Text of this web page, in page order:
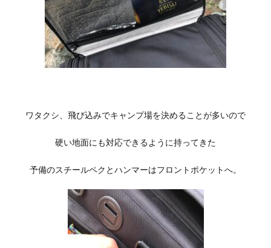
ワタクシ、飛び込みでキャンプ場を決めることが多いので
硬い地面にも対応できるように持ってきた
予備のスチールペクとハンマーはフロントポケットへ。